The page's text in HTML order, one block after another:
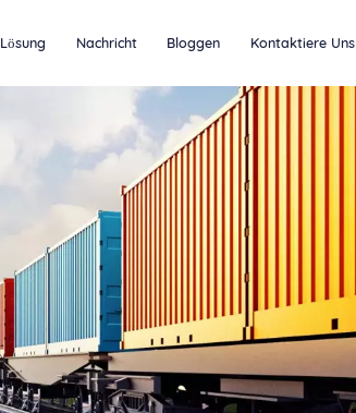
Lösung Nachricht Bloggen Kontaktiere Uns